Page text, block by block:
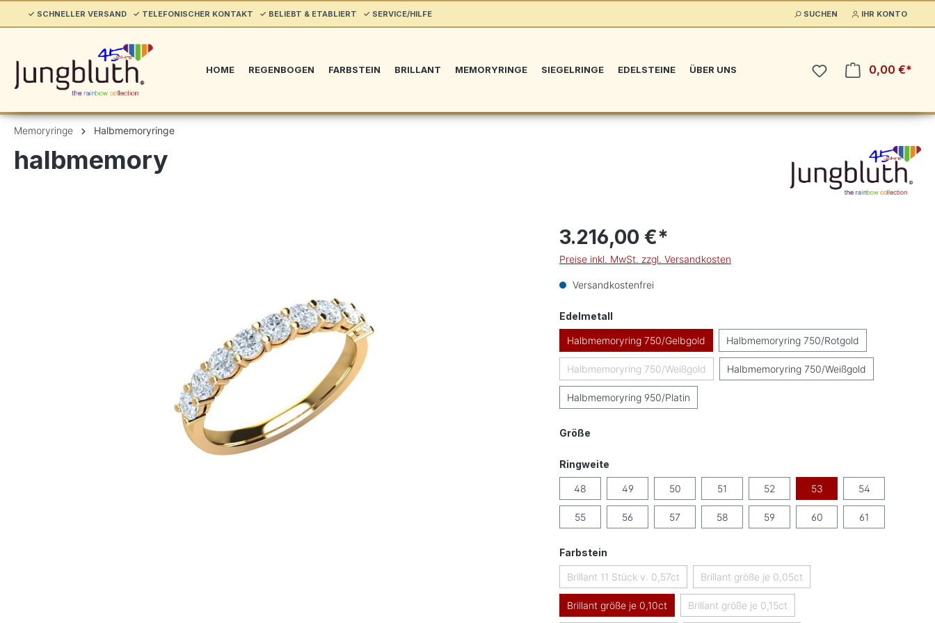
Zur Hauptnavigation springen
✓ SCHNELLER VERSAND ✓ TELEFONISCHER KONTAKT ✓ BELIEBT & ETABLIERT ✓ SERVICE/HILFE SUCHEN IHR KONTO
HOME REGENBOGEN FARBSTEIN BRILLANT MEMORYRINGE SIEGELRINGE EDELSTEINE ÜBER UNS 0,00 €*
Memoryringe Halbmemoryringe
halbmemory
3.216,00 €*
Preise inkl. MwSt. zzgl. Versandkosten
Versandkostenfrei
Edelmetall
Halbmemoryring 750/Gelbgold Halbmemoryring 750/Rotgold
Halbmemoryring 750/Weißgold(Diese Option ist zurzeit nicht verfügbar.)Halbmemoryring 750/Weißgold
Halbmemoryring 950/Platin
Größe
Ringweite
48 49 50 51 52 53 54
55 56 57 58 59 60 61
Farbstein
Brillant 11 Stück v. 0,57ct(Diese Option ist zurzeit nicht verfügbar.)
Brillant größe je 0,05ct(Diese Option ist zurzeit nicht verfügbar.)
Brillant größe je 0,10ct Brillant größe je 0,15ct(Diese Option ist zurzeit nicht verfügbar.)